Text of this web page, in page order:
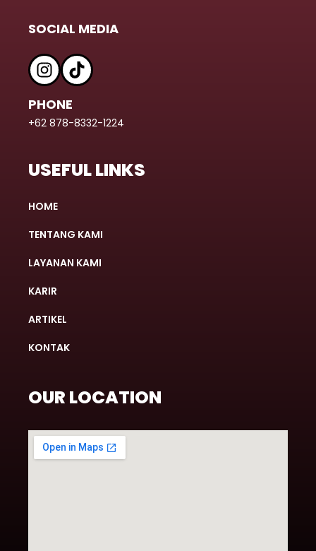
SOCIAL MEDIA
PHONE
+62 878-8332-1224
USEFUL LINKS
HOME
TENTANG KAMI
LAYANAN KAMI
KARIR
ARTIKEL
KONTAK
OUR LOCATION